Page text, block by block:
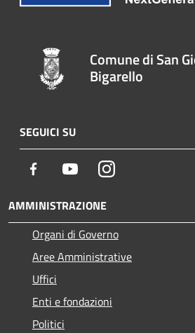
Comune di San
Bigarello
SEGUICI SU
Facebook YoutubeInstagram
AMMINISTRAZIONE
Organi di Governo
Aree Amministrative
Uffici
Enti e fondazioni
Politici